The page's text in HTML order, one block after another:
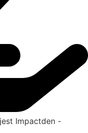
Impactden -